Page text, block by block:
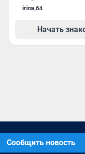
irina,64
Начать
Сообщить новость